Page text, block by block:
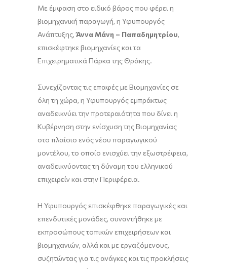
Με έμφαση στο ειδικό βάρος που φέρει η
βιομηχανική παραγωγή, η Υφυπουργός
Ανάπτυξης,Άννα Μάνη – Παπαδημητρίου,
επισκέφτηκε βιομηχανίες και τα
Επιχειρηματικά Πάρκα της Θράκης.
Συνεχίζοντας τις επαφές με Βιομηχανίες σε
όλη τη χώρα, η Υφυπουργός εμπράκτως
αναδεικνύει την προτεραιότητα που δίνει η
Κυβέρνηση στην ενίσχυση της Βιομηχανίας
στο πλαίσιο ενός νέου παραγωγικού
μοντέλου, το οποίο ενισχύει την εξωστρέφεια,
αναδεικνύοντας τη δύναμη του ελληνικού
επιχειρείν και στην Περιφέρεια.
Η Υφυπουργός επισκέφθηκε παραγωγικές και
επενδυτικές μονάδες, συναντήθηκε με
εκπροσώπους τοπικών επιχειρήσεων και
βιομηχανιών, αλλά και με εργαζόμενους,
συζητώντας για τις ανάγκες και τις προκλήσεις